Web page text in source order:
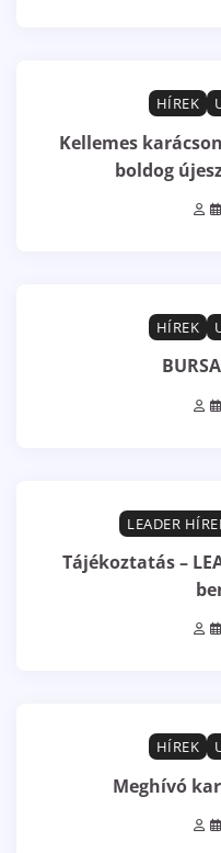
HÍREK
Kellemes
boldog
HÍREK
LEADER
Tájékoztatás –
HÍREK
Meghívó